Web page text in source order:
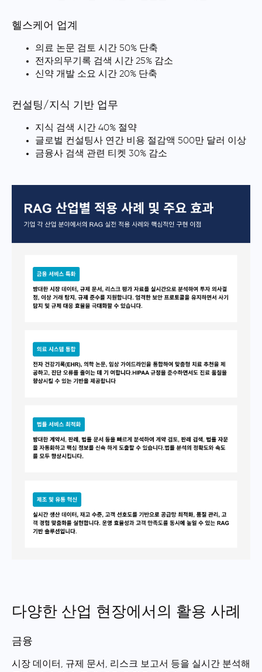
헬스케어 업계
의료 논문 검토 시간 50% 단축
전자의무기록 검색 시간 25% 감소
신약 개발 소요 시간 20% 단축
컨설팅/지식 기반 업무
지식 검색 시간 40% 절약
글로벌 컨설팅사 연간 비용 절감액 500만 달러 이상
금융사 검색 관련 티켓 30% 감소
다양한 산업 현장에서의 활용 사례
금융
시장 데이터, 규제 문서, 리스크 보고서 등을 실시간 분석해